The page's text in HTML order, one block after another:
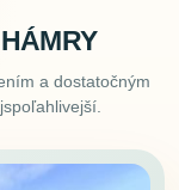
a dostatočným